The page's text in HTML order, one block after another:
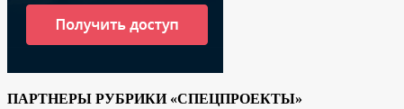
ПАРТНЕРЫ РУБРИКИ «СПЕЦПРОЕКТЫ»